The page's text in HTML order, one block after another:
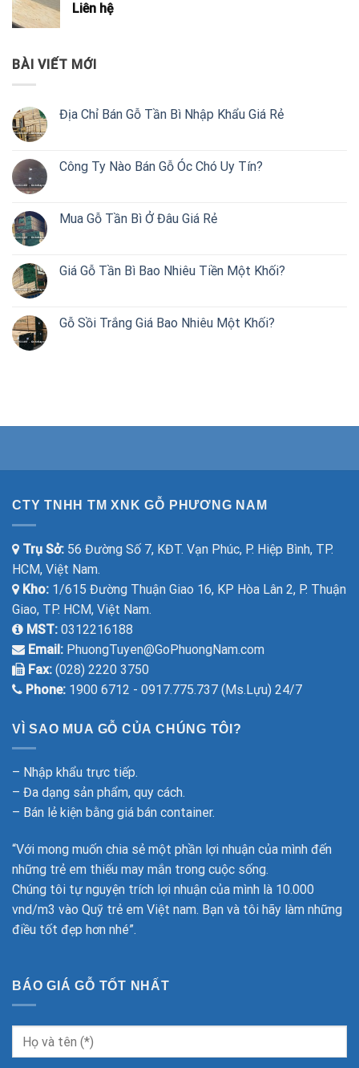
Liên hệ
BÀI VIẾT MỚI
Địa Chỉ Bán Gỗ Tần Bì Nhập Khẩu Giá Rẻ
Công Ty Nào Bán Gỗ Óc Chó Uy Tín?
Mua Gỗ Tần Bì Ở Đâu Giá Rẻ
Giá Gỗ Tần Bì Bao Nhiêu Tiền Một Khối?
Gỗ Sồi Trắng Giá Bao Nhiêu Một Khối?
CTY TNHH TM XNK GỖ PHƯƠNG NAM
Trụ Sở: 56 Đường Số 7, KĐT. Vạn Phúc, P. Hiệp Bình, TP.
HCM, Việt Nam.
Kho: 1/615 Đường Thuận Giao 16, KP Hòa Lân 2, P. Thuận
Giao, TP. HCM, Việt Nam.
MST: 0312216188
Email: PhuongTuyen@GoPhuongNam.com
Fax: (028) 2220 3750
Phone: 1900 6712 - 0917.775.737 (Ms.Lựu) 24/7
VÌ SAO MUA GỖ CỦA CHÚNG TÔI?
– Nhập khẩu trực tiếp.
– Đa dạng sản phẩm, quy cách.
– Bán lẻ kiện bằng giá bán container.
“Với mong muốn chia sẻ một phần lợi nhuận của mình đến
những trẻ em thiếu may mắn trong cuộc sống.
Chúng tôi tự nguyện trích lợi nhuận của mình là 10.000
vnd/m3 vào Quỹ trẻ em Việt nam. Bạn và tôi hãy làm những
điều tốt đẹp hơn nhé”.
BÁO GIÁ GỖ TỐT NHẤT